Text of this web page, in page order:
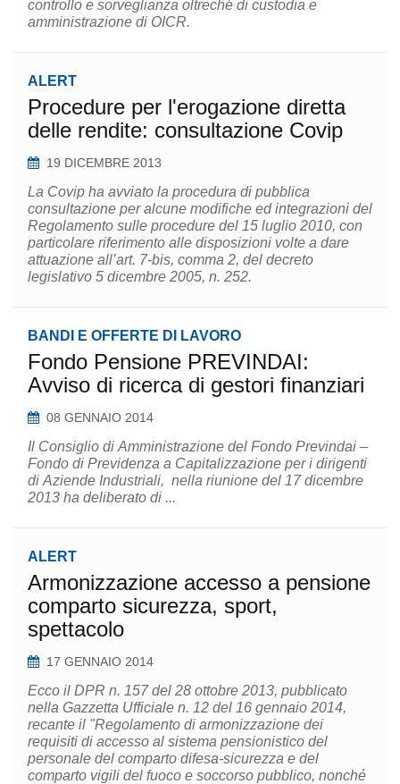
controllo e sorveglianza oltreché di custodia e
amministrazione di OICR.
ALERT
Procedure per l'erogazione diretta
delle rendite: consultazione Covip
19 DICEMBRE 2013
La Covip ha avviato la procedura di pubblica
consultazione per alcune modifiche ed integrazioni del
Regolamento sulle procedure del 15 luglio 2010, con
particolare riferimento alle disposizioni volte a dare
attuazione all’art. 7-bis, comma 2, del decreto
legislativo 5 dicembre 2005, n. 252.
BANDI E OFFERTE DI LAVORO
Fondo Pensione PREVINDAI:
Avviso di ricerca di gestori finanziari
08 GENNAIO 2014
Il Consiglio di Amministrazione del Fondo Previndai –
Fondo di Previdenza a Capitalizzazione per i dirigenti
di Aziende Industriali, nella riunione del 17 dicembre
2013 ha deliberato di ...
ALERT
Armonizzazione accesso a pensione
comparto sicurezza, sport,
spettacolo
17 GENNAIO 2014
Ecco il DPR n. 157 del 28 ottobre 2013, pubblicato
nella Gazzetta Ufficiale n. 12 del 16 gennaio 2014,
recante il "Regolamento di armonizzazione dei
requisiti di accesso al sistema pensionistico del
personale del comparto difesa-sicurezza e del
comparto vigili del fuoco e soccorso pubblico, nonché